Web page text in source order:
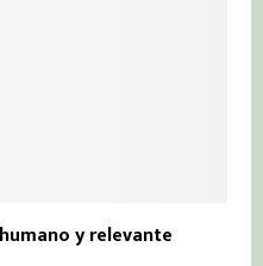
y relevante